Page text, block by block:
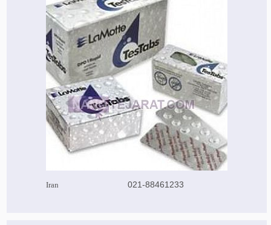
Iran 021-88461233